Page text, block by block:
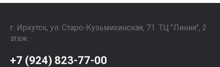
г. Иркутск, ул. ​Старо-Кузьмихинская, 71. ТЦ "Линия", 2
этаж. ⠀⠀⠀⠀⠀⠀⠀⠀⠀⠀
+7 (924) 823-77-00